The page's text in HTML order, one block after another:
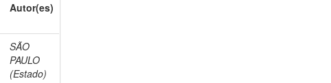
Autor(es)
SÃO
PAULO
(Estado)